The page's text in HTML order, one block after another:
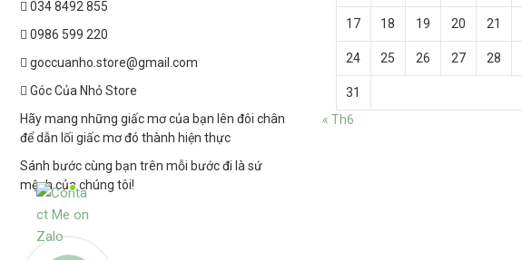
034 8492 855
0986 599 220
goccuanho.store@gmail.com
Góc Của Nhỏ Store
Hãy mang những giấc mơ của bạn lên đôi chân
để dẫn lối giấc mơ đó thành hiện thực
Sánh bước cùng bạn trên mỗi bước đi là sứ
mệnh của chúng tôi!
17 18 19 20 21
24 25 26 27 28
31
« Th6